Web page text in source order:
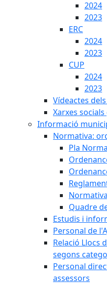
2024
2023
ERC
2024
2023
CUP
2024
2023
Vídeactes
Xarxes
Informació
Normativa:
Pla
Quadre
Estudis i
Personal de
Relació Llocs
segons
Personal
assessors